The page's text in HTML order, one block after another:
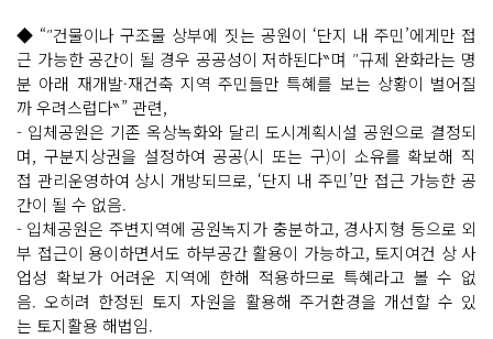
◆ “″건물이나 구조물 상부에 짓는 공원이 ‘단지 내 주민’에게만 접
근 가능한 공간이 될 경우 공공성이 저하된다‶며 ″규제 완화라는 명
분 아래 재개발·재건축 지역 주민들만 특혜를 보는 상황이 벌어질
까 우려스럽다‶” 관련,
- 입체공원은 기존 옥상녹화와 달리 도시계획시설 공원으로 결정되
며, 구분지상권을 설정하여 공공(시 또는 구)이 소유를 확보해 직
접 관리운영하여 상시 개방되므로, ‘단지 내 주민’만 접근 가능한 공
간이 될 수 없음.
- 입체공원은 주변지역에 공원녹지가 충분하고, 경사지형 등으로 외
부 접근이 용이하면서도 하부공간 활용이 가능하고, 토지여건 상 사
업성 확보가 어려운 지역에 한해 적용하므로 특혜라고 볼 수 없
음. 오히려 한정된 토지 자원을 활용해 주거환경을 개선할 수 있
는 토지활용 해법임.